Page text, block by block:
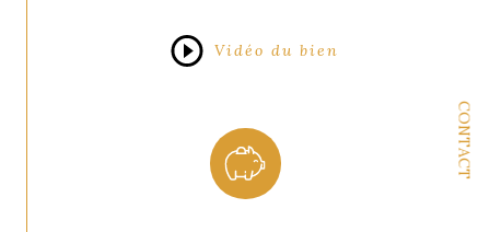
CONTACT
Vidéo du bien